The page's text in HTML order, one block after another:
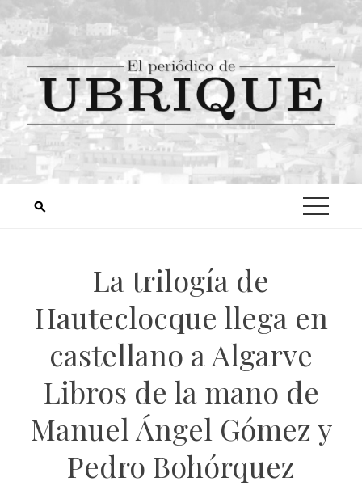
La trilogía de
Hauteclocque llega en
castellano a Algarve
Libros de la mano de
Manuel Ángel Gómez y
Pedro Bohórquez